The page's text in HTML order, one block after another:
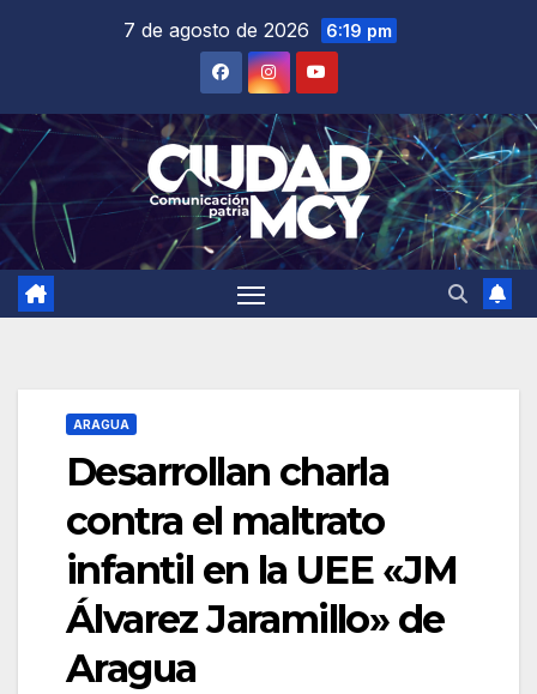
7 de agosto de 2026 6:19 pm
ARAGUA
Desarrollan charla
contra el maltrato
infantil en la UEE «JM
Álvarez Jaramillo» de
Aragua